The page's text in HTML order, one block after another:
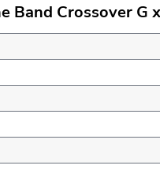
Crossover G